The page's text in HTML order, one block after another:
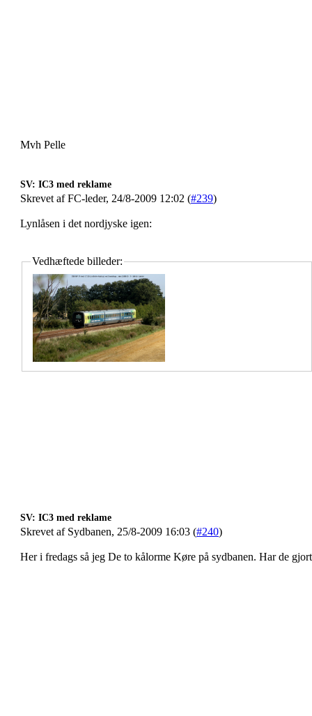
Mvh Pelle
SV: IC3 med reklame
Skrevet af FC-leder, 24/8-2009 12:02 (#239)
Lynlåsen i det nordjyske igen:
Vedhæftede billeder:
SV: IC3 med reklame
Skrevet af Sydbanen, 25/8-2009 16:03 (#240)
Her i fredags så jeg De to kålorme Køre på sydbanen. Har de